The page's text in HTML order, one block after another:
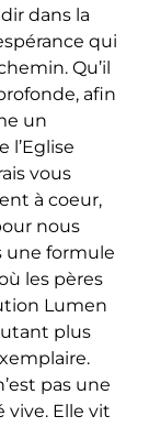
dans la
qui
Qu’il
afin
un
l’Eglise
vous
à coeur,
nous
une formule
les pères
Lumen
plus
pas une
Elle vit